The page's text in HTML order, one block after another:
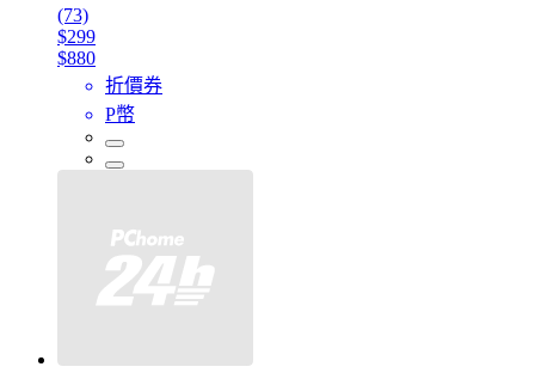
(73)
$299
$880
折價券
P幣